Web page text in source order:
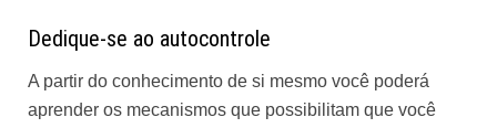
Dedique-se ao autocontrole
A partir do conhecimento de si mesmo você poderá
aprender os mecanismos que possibilitam que você